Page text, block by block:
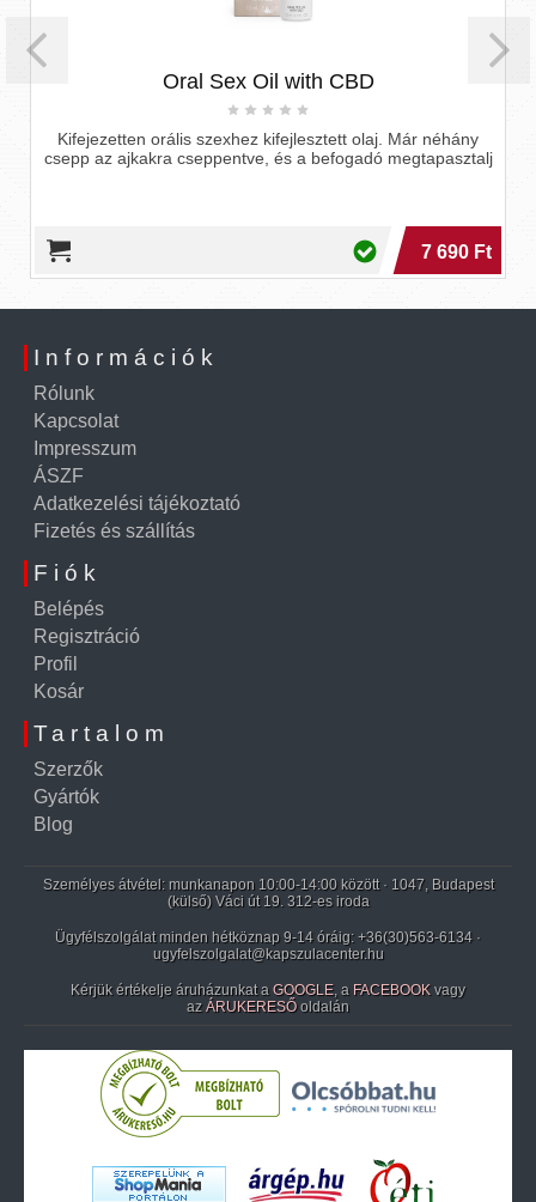
Oral Sex Oil with CBD
Kifejezetten orális szexhez kifejlesztett olaj. Már néhány
csepp az ajkakra cseppentve, és a befogadó megtapasztalj
7 690 Ft
Információk
Rólunk
Kapcsolat
Impresszum
ÁSZF
Adatkezelési tájékoztató
Fizetés és szállítás
Fiók
Belépés
Regisztráció
Profil
Kosár
Tartalom
Szerzők
Gyártók
Blog
Személyes átvétel: munkanapon 10:00-14:00 között · 1047, Budapest
(külső) Váci út 19. 312-es iroda
Ügyfélszolgálat minden hétköznap 9-14 óráig: +36(30)563-6134 ·
ugyfelszolgalat@kapszulacenter.hu
Kérjük értékelje áruházunkat a GOOGLE, a FACEBOOK vagy
az ÁRUKERESŐ oldalán